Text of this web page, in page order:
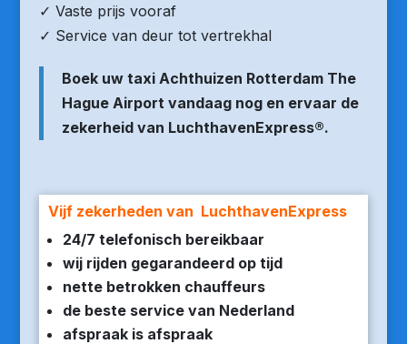
✓ Vaste prijs vooraf
✓ Service van deur tot vertrekhal
Boek uw taxi Achthuizen Rotterdam The
Hague Airport vandaag nog en ervaar de
zekerheid van LuchthavenExpress®.
Vijf zekerheden van LuchthavenExpress
24/7 telefonisch bereikbaar
wij rijden gegarandeerd op tijd
nette betrokken chauffeurs
de beste service van Nederland
afspraak is afspraak